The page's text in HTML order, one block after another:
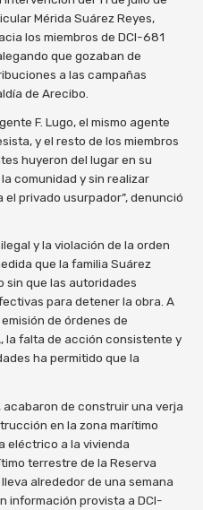
Mérida Suárez Reyes,
los miembros de DCI-681
que gozaban de
a las campañas
de Arecibo.
F. Lugo, el mismo agente
y el resto de los miembros
huyeron del lugar en su
comunidad y sin realizar
privado usurpador”, denunció
y la violación de la orden
que la familia Suárez
sin que las autoridades
para detener la obra. A
de órdenes de
la falta de acción consistente y
ha permitido que la
acabaron de construir una verja
en la zona marítimo
eléctrico a la vivienda
terrestre de la Reserva
alrededor de una semana
información provista a DCI-